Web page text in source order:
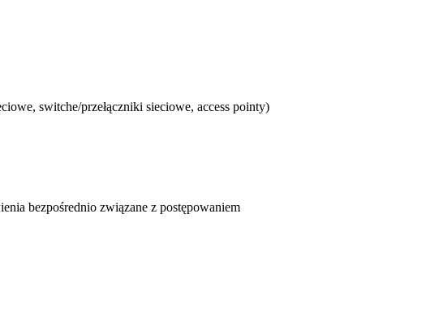
switche/przełączniki sieciowe, access pointy)
bezpośrednio związane z postępowaniem